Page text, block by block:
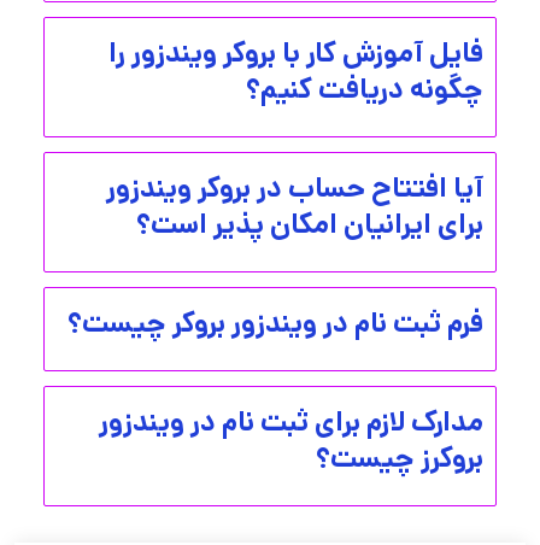
فایل آموزش کار با بروکر ویندزور را
چگونه دریافت کنیم؟
آیا افتتاح حساب در بروکر ویندزور
برای ایرانیان امکان پذیر است؟
فرم ثبت نام در ویندزور بروکر چیست؟
مدارک لازم برای ثبت نام در ویندزور
بروکرز چیست؟